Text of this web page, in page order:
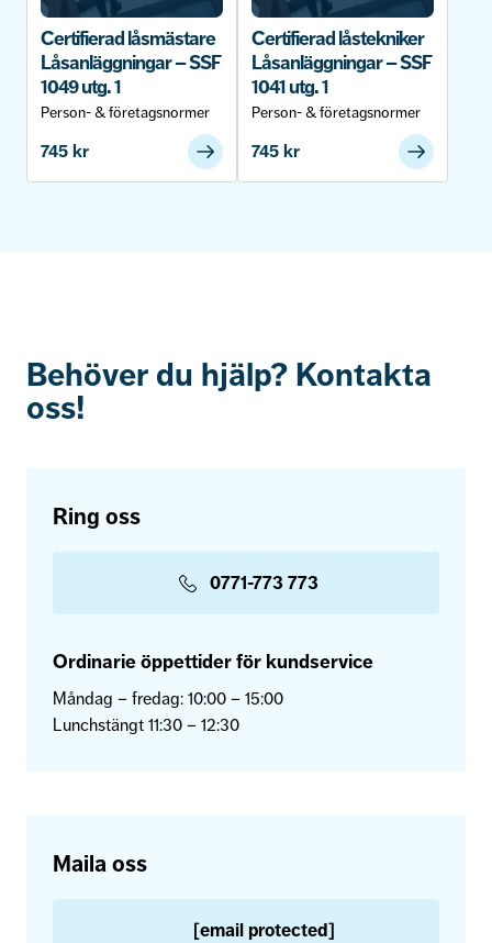
Certifierad låsmästare
Låsanläggningar – SSF
1049 utg. 1
Person- & företagsnormer
745 kr
Certifierad låstekniker
Låsanläggningar – SSF
1041 utg. 1
Person- & företagsnormer
745 kr
Behöver du hjälp? Kontakta
oss!
Ring oss
0771-773 773
Ordinarie öppettider för kundservice
Måndag – fredag: 10:00 – 15:00
Lunchstängt 11:30 – 12:30
Maila oss
[email protected]